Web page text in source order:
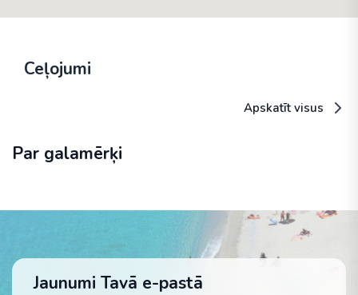
Ceļojumi
Apskatīt visus
Par galamērķi
Jaunumi Tavā e-pastā